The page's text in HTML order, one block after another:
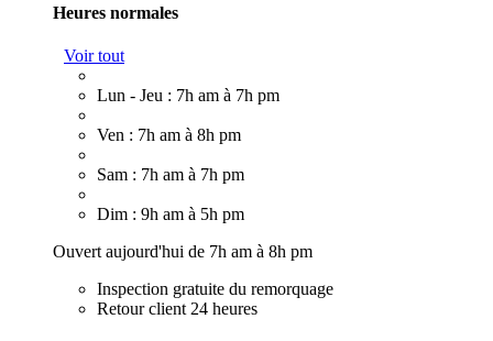
Heures normales
Voir tout
Lun - Jeu : 7h am à 7h pm
Ven : 7h am à 8h pm
Sam : 7h am à 7h pm
Dim : 9h am à 5h pm
Ouvert aujourd'hui de 7h am à 8h pm
Inspection gratuite du remorquage
Retour client 24 heures